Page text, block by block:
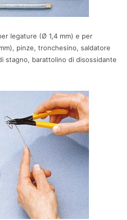
legature (Ø 1,4 mm) e per
pinze, tronchesino, saldatore
stagno, barattolino di disossidante